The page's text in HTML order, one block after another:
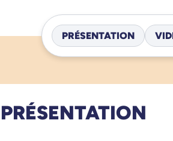
PRÉSENTATION
PRÉSENTATION